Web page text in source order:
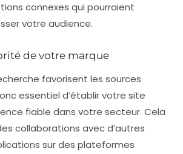
connexes qui pourraient
votre audience.
de votre marque
favorisent les sources
essentiel d’établir votre site
fiable dans votre secteur. Cela
collaborations avec d’autres
sur des plateformes